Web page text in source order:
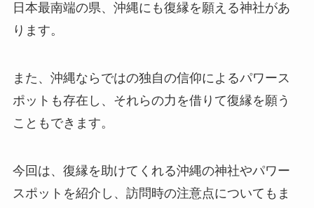
日本最南端の県、沖縄にも復縁を願える神社があ
ります。
また、沖縄ならではの独自の信仰によるパワース
ポットも存在し、それらの力を借りて復縁を願う
こともできます。
今回は、復縁を助けてくれる沖縄の神社やパワー
スポットを紹介し、訪問時の注意点についてもま